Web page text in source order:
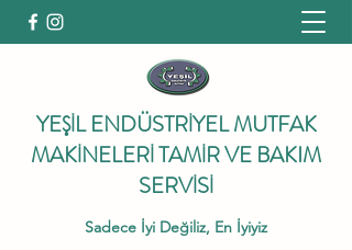
YEŞİL ENDÜSTRİYEL MUTFAK
MAKİNELERİ TAMİR VE BAKIM
SERVİSİ
Sadece İyi Değiliz, En İyiyiz